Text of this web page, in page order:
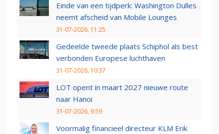
Einde van een tijdperk: Washington Dulles
neemt afscheid van Mobile Lounges
31-07-2026, 11:25
Gedeelde tweede plaats Schiphol als best
verbonden Europese luchthaven
31-07-2026, 10:37
LOT opent in maart 2027 nieuwe route
naar Hanoi
31-07-2026, 9:59
Voormalig financieel directeur KLM Erik